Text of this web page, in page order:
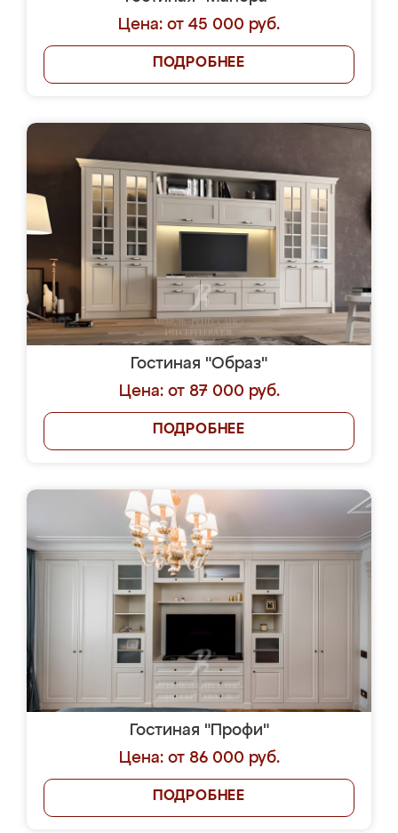
Цена: от 45 000 руб.
ПОДРОБНЕЕ
Гостиная "Образ"
Цена: от 87 000 руб.
ПОДРОБНЕЕ
Гостиная "Профи"
Цена: от 86 000 руб.
ПОДРОБНЕЕ